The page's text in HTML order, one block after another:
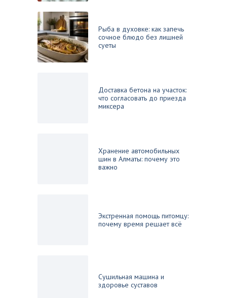
Рыба в духовке: как запечь
сочное блюдо без лишней
суеты
Доставка бетона на участок:
что согласовать до приезда
миксера
Хранение автомобильных
шин в Алматы: почему это
важно
Экстренная помощь питомцу:
почему время решает всё
Сушильная машина и
здоровье суставов